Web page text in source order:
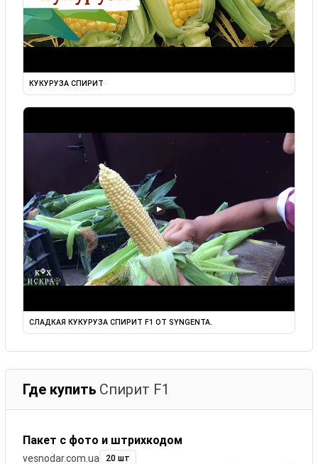
КУКУРУЗА СПИРИТ
▶
СЛАДКАЯ КУКУРУЗА СПИРИТ F1 ОТ SYNGENTA.
Где купить Спирит F1
Пакет с фото и штрихкодом
vesnodar.com.ua 20 шт